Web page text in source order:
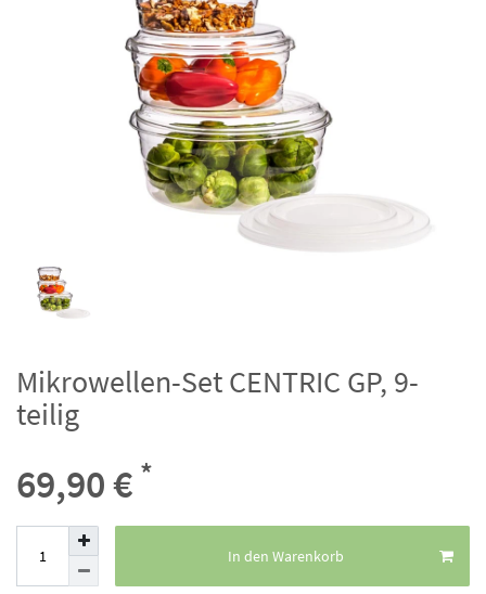
Mikrowellen-Set CENTRIC GP, 9-
teilig
69,90 € *
In den Warenkorb